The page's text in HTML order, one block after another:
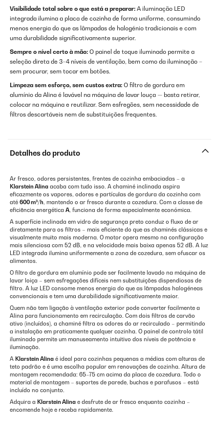
Visibilidade total sobre o que está a preparar: A iluminação LED
integrada ilumina a placa de cozinha de forma uniforme, consumindo
menos energia do que as lâmpadas de halogénio tradicionais e com
uma durabilidade significativamente superior.
Sempre o nível certo à mão: O painel de toque iluminado permite a
seleção direta de 3–4 níveis de ventilação, bem como da iluminação –
sem procurar, sem tocar em botões.
Limpeza sem esforço, sem custos extra: O filtro de gordura em
alumínio da Alina é lavável na máquina de lavar louça — basta retirar,
colocar na máquina e reutilizar. Sem esfregões, sem necessidade de
filtros descartáveis nem de substituições frequentes.
Detalhes do produto
Ar fresco, odores persistentes, frentes de cozinha embaciadas – a
Klarstein Alina acaba com tudo isso. A chaminé inclinada aspira
eficazmente os vapores, odores e partículas de gordura da cozinha com
até 600 m³/h, mantendo o ar fresco durante a cozedura. Com a classe de
eficiência energética A, funciona de forma especialmente económica.
A superfície inclinada em vidro de segurança preto conduz o fluxo de ar
diretamente para os filtros – mais eficiente do que as chaminés clássicas e
visualmente muito mais moderna. O motor opera mesmo na configuração
mais silenciosa com 52 dB, e na velocidade mais baixa apenas 52 dB. A luz
LED integrada ilumina uniformemente a zona de cozedura, sem ofuscar os
alimentos.
O filtro de gordura em alumínio pode ser facilmente lavado na máquina de
lavar loiça – sem esfregações difíceis nem substituições dispendiosas de
filtro. A luz LED consome menos energia do que as lâmpadas halogéneas
convencionais e tem uma durabilidade significativamente maior.
Quem não tem ligação à ventilação exterior pode converter facilmente a
Alina para funcionamento em recirculação. Com dois filtros de carvão
ativo (incluídos), a chaminé filtra os odores do ar recirculado – permitindo
a instalação em praticamente qualquer cozinha. O painel de controlo tátil
iluminado permite um manuseamento intuitivo dos níveis de potência e
iluminação.
A Klarstein Alina é ideal para cozinhas pequenas a médias com alturas de
teto padrão e é uma escolha popular em renovações de cozinha. Altura de
montagem recomendada: 65–75 cm acima da placa de cozedura. Todo o
material de montagem – suportes de parede, buchas e parafusos – está
incluído no conjunto.
Adquira a Klarstein Alina e desfrute de ar fresco enquanto cozinha –
encomende hoje e receba rapidamente.